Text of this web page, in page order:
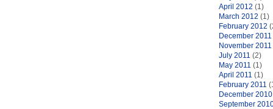
April 2012 (1)
March 2012 (1)
February 2012
December 2011
November 2011
July 2011 (2)
May 2011 (1)
April 2011 (1)
February 2011
December 2010
September